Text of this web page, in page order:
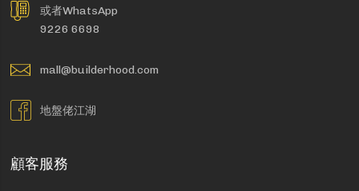
或者WhatsApp
9226 6698
mall@builderhood.com
地盤佬江湖
顧客服務